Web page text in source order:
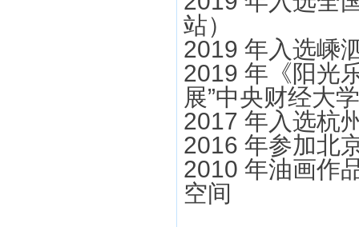
站）
2019 年入选嵊
2019 年《阳光
展”中央财经大
2017 年入选杭
2016 年参加北
2010 年油画作
空间